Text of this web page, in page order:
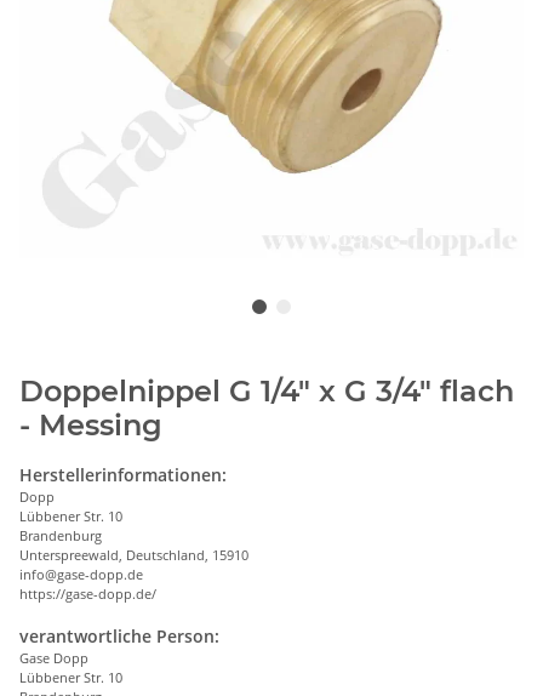
Doppelnippel G 1/4" x G 3/4" flach
- Messing
Herstellerinformationen:
Dopp
Lübbener Str. 10
Brandenburg
Unterspreewald, Deutschland, 15910
info@gase-dopp.de
https://gase-dopp.de/
verantwortliche Person:
Gase Dopp
Lübbener Str. 10